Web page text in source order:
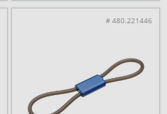
# 480.221446